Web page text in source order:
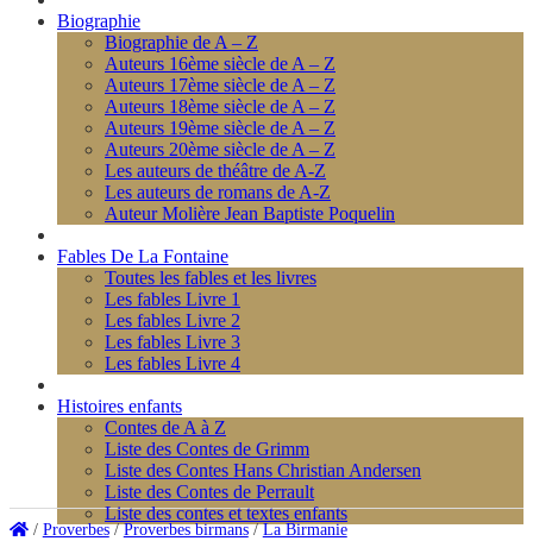
Biographie
Biographie de A – Z
Auteurs 16ème siècle de A – Z
Auteurs 17ème siècle de A – Z
Auteurs 18ème siècle de A – Z
Auteurs 19ème siècle de A – Z
Auteurs 20ème siècle de A – Z
Les auteurs de théâtre de A-Z
Les auteurs de romans de A-Z
Auteur Molière Jean Baptiste Poquelin
Fables De La Fontaine
Toutes les fables et les livres
Les fables Livre 1
Les fables Livre 2
Les fables Livre 3
Les fables Livre 4
Histoires enfants
Contes de A à Z
Liste des Contes de Grimm
Liste des Contes Hans Christian Andersen
Liste des Contes de Perrault
Liste des contes et textes enfants
/ Proverbes/Proverbes birmans/La Birmanie